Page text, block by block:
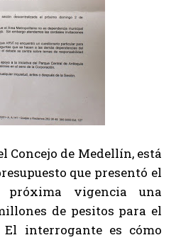
Concejo de Medellín, está
que presentó el
vigencia una
de pesitos para el
interrogante es cómo